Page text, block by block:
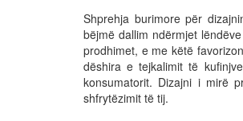
Shprehja burimore për
bëjmë dallim ndërmjet
prodhimet, e me këtë
dëshira e tejkalimit të
konsumatorit. Dizajni i mirë
shfrytëzimit të tij.